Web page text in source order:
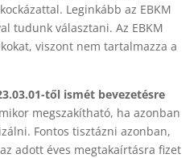
Leginkább az EBKM
tudunk választani. Az EBKM
viszont nem tartalmazza a
től ismét bevezetésre
megszakítható, ha azonban
Fontos tisztázni azonban,
adott éves megtakaírtásra fizet